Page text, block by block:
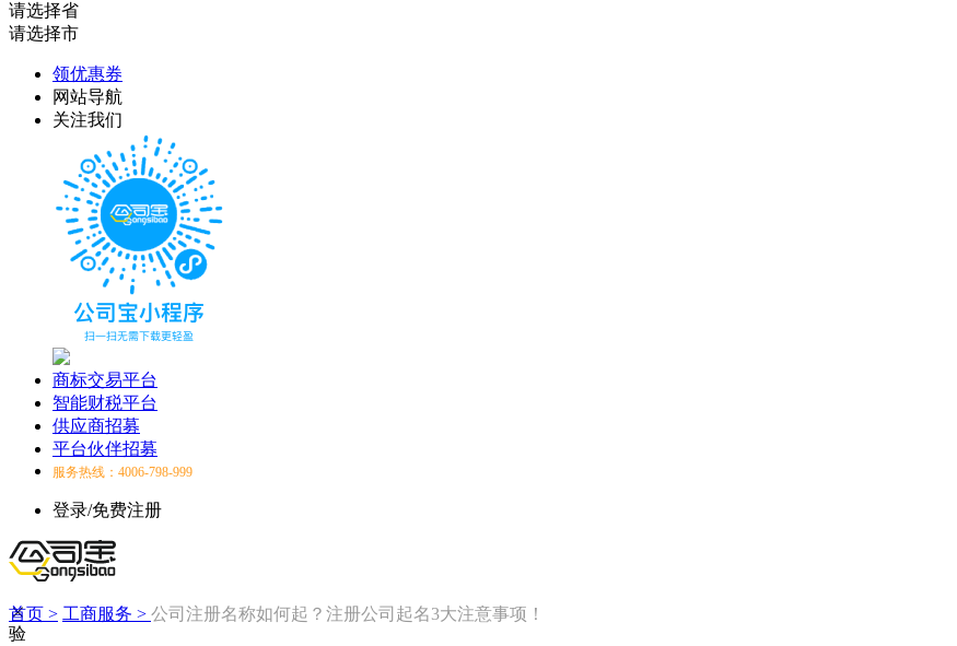
请选择省
请选择市
领优惠券
网站导航
关注我们
商标交易平台
智能财税平台
供应商招募
平台伙伴招募
服务热线：4006-798-999
登录/免费注册
验
首页 > 工商服务 > 公司注册名称如何起？注册公司起名3大注意事项！